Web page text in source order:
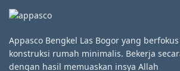
Appasco Bengkel Las Bogor yang
konstruksi rumah minimalis. Bekerja
dengan hasil memuaskan insya Allah